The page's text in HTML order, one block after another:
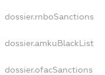
dossier.rnboSanctions
dossier.amkuBlackList
dossier.ofacSanctions